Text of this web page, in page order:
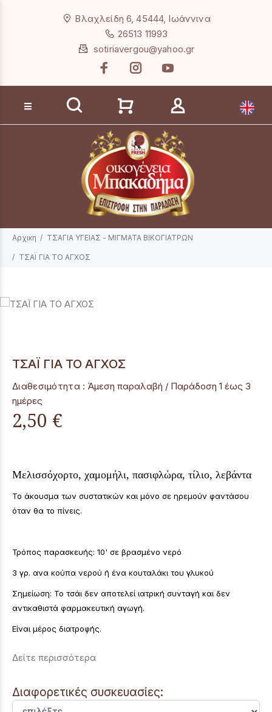
Βλαχλείδη 6, 45444, Ιωάννινα
26513 11993
sotiriavergou@yahoo.gr
Αναζήτηση προϊόντων
Αρχικη ΤΣΑΓΙΑ ΥΓΕΙΑΣ - ΜΙΓΜΑΤΑ ΒΙΚΟΓΙΑΤΡΩΝ
ΤΣΑΪ ΓΙΑ ΤΟ ΑΓΧΟΣ
ΤΣΑΪ ΓΙΑ ΤΟ ΑΓΧΟΣ
Διαθεσιμότητα : Άμεση παραλαβή / Παράδoση 1 έως 3
ημέρες
2,50 €
Μελισσόχορτο, χαμομήλι, πασιφλώρα, τίλιο, λεβάντα
Το άκουσμα των συστατικών και μόνο σε ηρεμούν φαντάσου
όταν θα το πίνεις.
Τρόπος παρασκευής: 10' σε βρασμένο νερό
3 γρ. ανα κούπα νερού ή ένα κουταλάκι του γλυκού
Σημείωση: Το τσάι δεν αποτελεί ιατρική συνταγή και δεν
αντικαθιστά φαρμακευτική αγωγή.
Είναι μέρος διατροφής.
Δείτε περισσότερα
Διαφορετικές συσκευασίες: